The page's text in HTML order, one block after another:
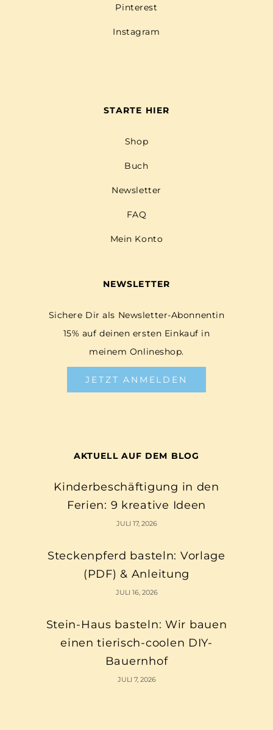
Pinterest
Instagram
STARTE HIER
Shop
Buch
Newsletter
FAQ
Mein Konto
NEWSLETTER
Sichere Dir als Newsletter-Abonnentin
15% auf deinen ersten Einkauf in
meinem Onlineshop.
JETZT ANMELDEN
AKTUELL AUF DEM BLOG
Kinderbeschäftigung in den
Ferien: 9 kreative Ideen
JULI 17, 2026
Steckenpferd basteln: Vorlage
(PDF) & Anleitung
JULI 16, 2026
Stein-Haus basteln: Wir bauen
einen tierisch-coolen DIY-
Bauernhof
JULI 7, 2026